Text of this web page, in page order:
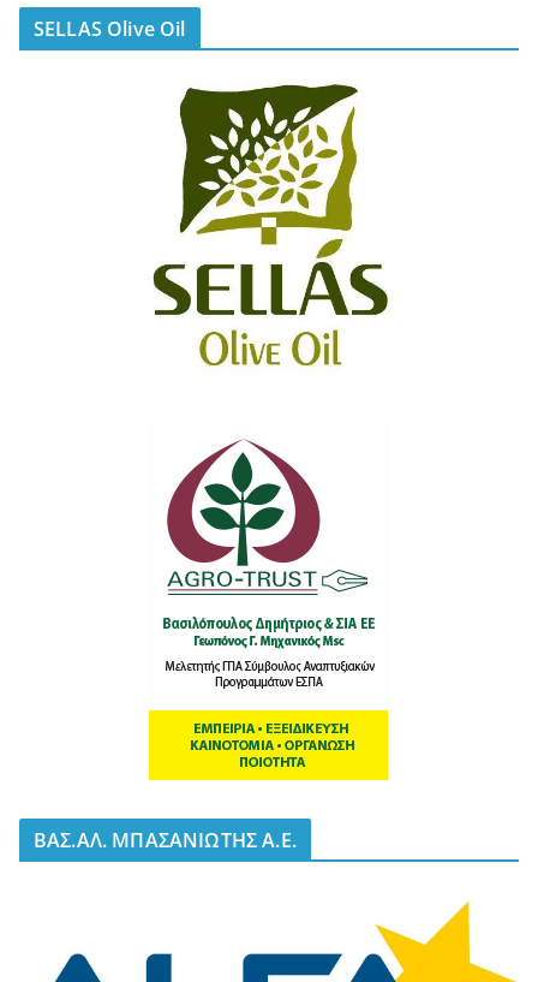
SELLAS Olive Oil
BΑΣ.ΑΛ. ΜΠΑΣΑΝΙΩΤΗΣ Α.Ε.